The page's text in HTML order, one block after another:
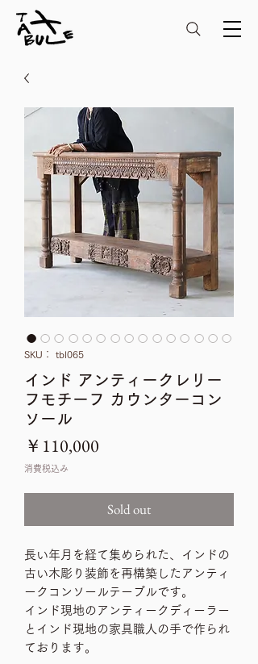
SKU： tbl065
インド アンティークレリー
フモチーフ カウンターコン
ソール
￥110,000
消費税込み
Sold out
長い年月を経て集められた、インドの
古い木彫り装飾を再構築したアンティ
ークコンソールテーブルです。
インド現地のアンティークディーラー
とインド現地の家具職人の手で作られ
ております。